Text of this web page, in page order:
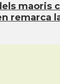
maoris
remarca